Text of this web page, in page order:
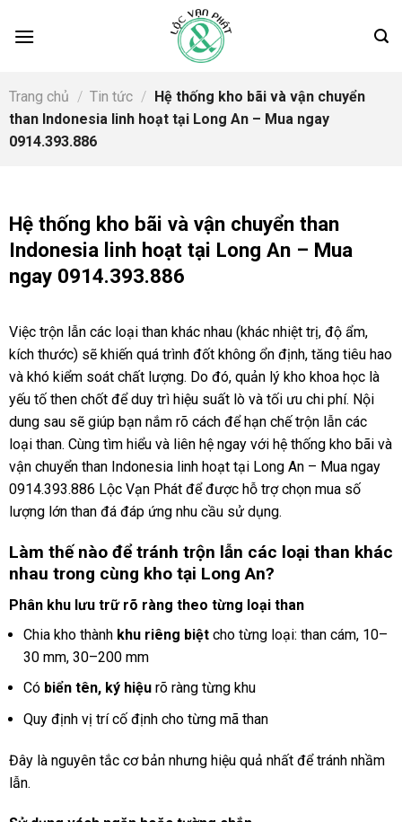
Trang chủ / Tin tức / Hệ thống kho bãi và vận chuyển
than Indonesia linh hoạt tại Long An – Mua ngay
0914.393.886
Hệ thống kho bãi và vận chuyển than
Indonesia linh hoạt tại Long An – Mua
ngay 0914.393.886
Việc trộn lẫn các loại than khác nhau (khác nhiệt trị, độ ẩm,
kích thước) sẽ khiến quá trình đốt không ổn định, tăng tiêu hao
và khó kiểm soát chất lượng. Do đó, quản lý kho khoa học là
yếu tố then chốt để duy trì hiệu suất lò và tối ưu chi phí. Nội
dung sau sẽ giúp bạn nắm rõ cách để hạn chế trộn lẫn các
loại than. Cùng tìm hiểu và liên hệ ngay với hệ thống kho bãi và
vận chuyển than Indonesia linh hoạt tại Long An – Mua ngay
0914.393.886 Lộc Vạn Phát để được hỗ trợ chọn mua số
lượng lớn than đá đáp ứng nhu cầu sử dụng.
Làm thế nào để tránh trộn lẫn các loại than khác
nhau trong cùng kho tại Long An?
Phân khu lưu trữ rõ ràng theo từng loại than
Chia kho thành khu riêng biệtcho từng loại: than cám, 10–
30 mm, 30–200 mm
Có biển tên, ký hiệurõ ràng từng khu
Quy định vị trí cố định cho từng mã than
Đây là nguyên tắc cơ bản nhưng hiệu quả nhất để tránh nhầm
lẫn.